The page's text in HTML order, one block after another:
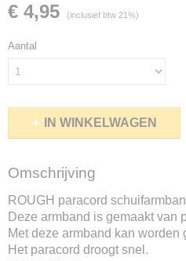
€ 4,95 (inclusief btw 21%)
Aantal
IN WINKELWAGEN
Omschrijving
ROUGH paracord
Deze armband is gemaakt van
Met deze armband kan worden
Het paracord droogt snel.